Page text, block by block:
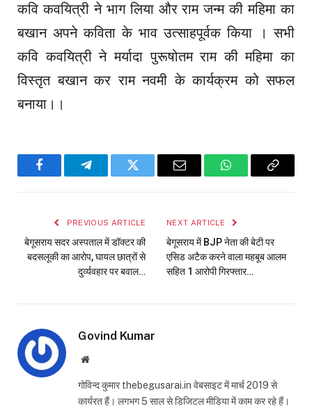
कवि कवयित्री ने भाग लिया और राम जन्म की महिमा का
बखान अपने कविता के भाव उत्साहपूर्वक किया । सभी
कवि कवयित्री ने मर्यादा पुरूषोतम राम की महिमा का
विस्तृत बखान कर राम नवमी के कार्यक्रम को सफल
बनाया।।
FacebookTelegramTwitter Email WhatsAppCopy
PREVIOUS ARTICLE
बेगूसराय सदर अस्पताल में डॉक्टर की
बदसलूकी का आरोप, घायल छात्रों से
दुर्व्यवहार पर बवाल…
NEXT ARTICLE
बेगूसराय में BJP नेता की बेटी पर
एसिड अटैक करने वाला महबूब आलम
सहित 1 आरोपी गिरफ्तार…
Govind Kumar
Website
गोविन्द कुमार thebegusarai.in वेबसाइट में मार्च 2019 से
कार्यरत हैं। लगभग 5 साल से डिजिटल मीडिया में काम कर रहे हैं।